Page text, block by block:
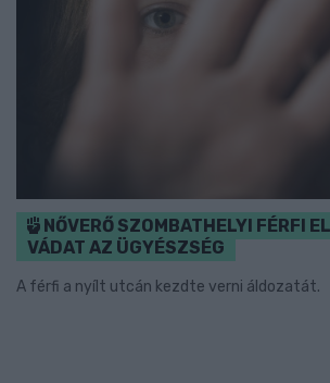
NŐVERŐ SZOMBATHELYI FÉRFI
VÁDAT AZ ÜGYÉSZSÉG
A férfi a nyílt utcán kezdte verni áldozatát.